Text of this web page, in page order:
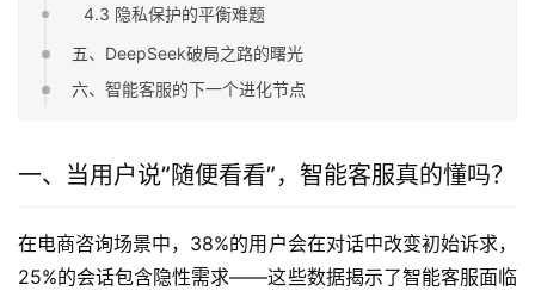
4.3 隐私保护的平衡难题
五、DeepSeek破局之路的曙光
六、智能客服的下一个进化节点
一、当用户说”随便看看”，智能客服真的懂吗？
在电商咨询场景中，38%的用户会在对话中改变初始诉求，
25%的会话包含隐性需求——这些数据揭示了智能客服面临